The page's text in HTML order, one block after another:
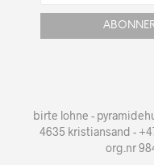
birte lohne -
4635 kristiansand -
org.nr